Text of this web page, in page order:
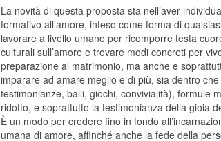
La novità di questa proposta sta nell’aver
formativo all’amore, inteso come forma di
lavorare a livello umano per ricomporre testa
culturali sull’amore e trovare modi concreti per
preparazione al matrimonio, ma anche e
imparare ad amare meglio e di più, sia dentro
testimonianze, balli, giochi, convivialità), formule
ridotto, e soprattutto la testimonianza della gioia
È un modo per credere fino in fondo
umana di amore, affinché anche la fede della